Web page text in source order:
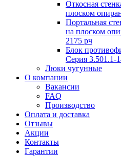
Откосная
плоском
Портальная
на плоском
2175 рч
Блок
Серия 3.501.1-
Люки чугунные
О компании
Вакансии
FAQ
Производство
Оплата и доставка
Отзывы
Акции
Контакты
Гарантии